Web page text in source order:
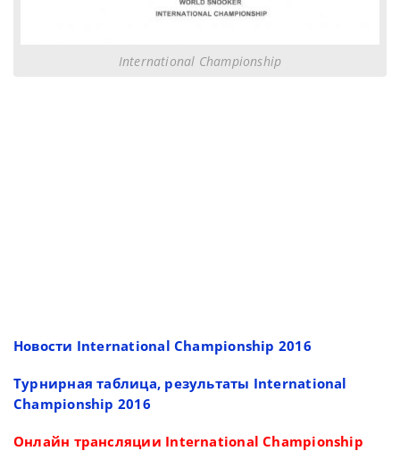
International Championship
Новости International Championship 2016
Турнирная таблица, результаты International
Championship 2016
Онлайн трансляции International Championship